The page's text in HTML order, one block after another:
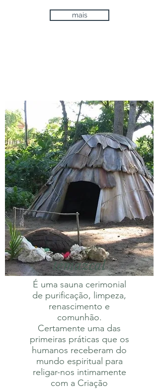
mais
temazcal
É uma sauna cerimonial
de purificação, limpeza,
renascimento e
comunhão.
Certamente uma das
primeiras práticas que os
humanos receberam do
mundo espiritual para
religar-nos intimamente
com a Criação